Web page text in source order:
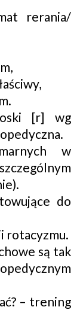
rerania/
[r] wg
w
do
rotacyzmu.
są tak
– trening